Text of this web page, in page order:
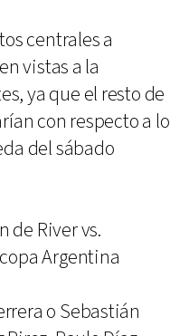
centrales a
vistas a la
ya que el resto de
con respecto a lo
del sábado
de River vs.
Argentina
o Sebastián